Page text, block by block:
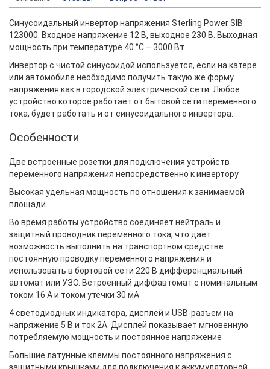
Синусоидальный инвертор напряжения Sterling Power SIB
123000. Входное напряжение 12 В, выходное 230 В. Выходная
мощность при температуре 40 °С – 3000 Вт
Инвертор с чистой синусоидой используется, если на катере
или автомобиле необходимо получить такую же форму
напряжения как в городской электрической сети. Любое
устройство которое работает от бытовой сети переменного
тока, будет работать и от синусоидального инвертора.
Особенности
Две встроенные розетки для подключения устройств
переменного напряжения непосредственно к инвертору
Высокая удельная мощность по отношения к занимаемой
площади
Во время работы устройство соединяет нейтраль и
защитный проводник переменного тока, что дает
возможность выполнить на транспортном средстве
постоянную проводку переменного напряжения и
использовать в бортовой сети 220 В дифференциальный
автомат или УЗО. Встроенный диффавтомат с номинальным
током 16 А и током утечки 30 мА
4 светодиодных индикатора, дисплей и USB-разъем на
напряжение 5 В и ток 2A. Дисплей показывает мгновенную
потребляемую мощность и постоянное напряжение
Большие латунные клеммы постоянного напряжения с